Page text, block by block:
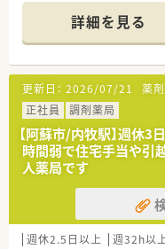
【店舗情報と応需状
■JR豊肥本線の内牧
器科、透析をメイン
■1日の処方箋枚数
裕をもって対応でき
■店舗には薬剤師が
り、手厚い人員体制
【法人特徴について】
■阿蘇市にて1店舗
丁寧な医療サービ
■調剤業務に留まら
おいても地域社会へ
■薬剤師である代表
詳細を見る
更新日： 2026/07/21 薬
正社員
調剤薬局
【阿蘇市/内牧駅】週休
時間弱で住宅手当や引
人薬局です
週休2.5日以上 週32h以